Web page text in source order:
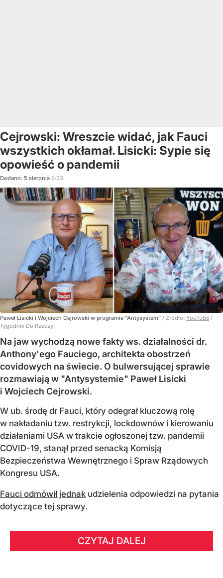
Cejrowski: Wreszcie widać, jak Fauci
wszystkich okłamał. Lisicki: Sypie się
opowieść o pandemii
Dodano: 5 sierpnia 9:23
Paweł Lisicki i Wojciech Cejrowski w programie "Antysystem" / Źródło: YouTube /
Tygodnik Do Rzeczy
Na jaw wychodzą nowe fakty ws. działalności dr.
Anthony'ego Fauciego, architekta obostrzeń
covidowych na świecie. O bulwersującej sprawie
rozmawiają w "Antysystemie" Paweł Lisicki
i Wojciech Cejrowski.
W ub. środę dr Fauci, który odegrał kluczową rolę
w nakładaniu tzw. restrykcji, lockdownów i kierowaniu
działaniami USA w trakcie ogłoszonej tzw. pandemii
COVID-19, stanął przed senacką Komisją
Bezpieczeństwa Wewnętrznego i Spraw Rządowych
Kongresu USA.
Fauci odmówił jednak udzielenia odpowiedzi na pytania
dotyczące tej sprawy.
CZYTAJ DALEJ